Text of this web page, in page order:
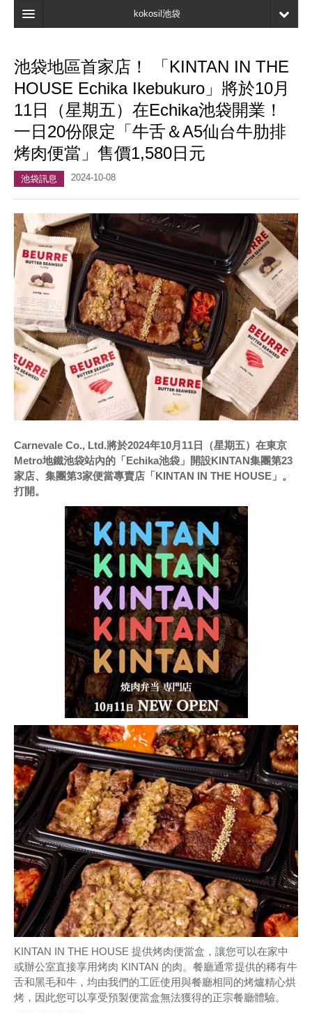
kokosil池袋
地圖
最新資訊
口碑
我的頁面
書簽
池袋地區首家店！ 「KINTAN IN THE
HOUSE Echika Ikebukuro」將於10月
11日（星期五）在Echika池袋開業！
一日20份限定「牛舌＆A5仙台牛肋排
烤肉便當」售價1,580日元
池袋訊息 2024-10-08
Carnevale Co., Ltd.將於2024年10月11日（星期五）在東京
Metro地鐵池袋站內的「Echika池袋」開設KINTAN集團第23
家店、集團第3家便當專賣店「KINTAN IN THE HOUSE」。
打開。
KINTAN IN THE HOUSE 提供烤肉便當盒，讓您可以在家中
或辦公室直接享用烤肉 KINTAN 的肉。餐廳通常提供的稀有牛
舌和黑毛和牛，均由我們的工匠使用與餐廳相同的烤爐精心烘
烤，因此您可以享受預製便當盒無法獲得的正宗餐廳體驗。